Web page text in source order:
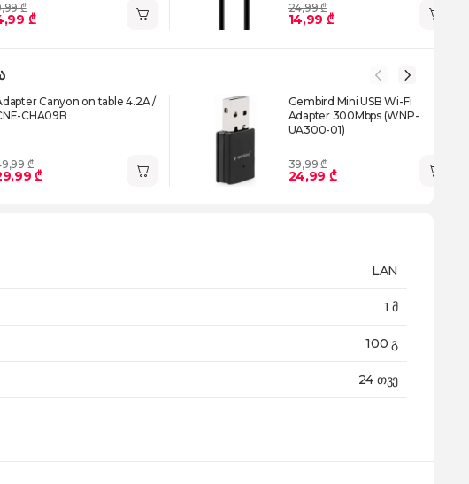
₾
₾
24,99 ₾
14,99 ₾
Canyon on table 4.2A /
CHA09B
₾
₾
Gembird Mini USB Wi-Fi
Adapter 300Mbps (WNP-
UA300-01)
39,99 ₾
24,99 ₾
LAN
1 მ
100 გ
24 თვე